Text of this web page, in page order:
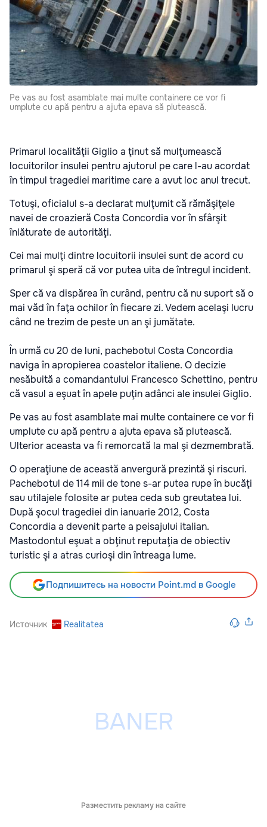
Pe vas au fost asamblate mai multe containere ce vor fi
umplute cu apă pentru a ajuta epava să plutească.
Primarul localităţii Giglio a ţinut să mulţumească
locuitorilor insulei pentru ajutorul pe care l-au acordat
în timpul tragediei maritime care a avut loc anul trecut.
Totuşi, oficialul s-a declarat mulţumit că rămăşiţele
navei de croazieră Costa Concordia vor în sfârşit
înlăturate de autorităţi.
Cei mai mulţi dintre locuitorii insulei sunt de acord cu
primarul şi speră că vor putea uita de întregul incident.
Sper că va dispărea în curând, pentru că nu suport să o
mai văd în faţa ochilor în fiecare zi. Vedem acelaşi lucru
când ne trezim de peste un an şi jumătate.
În urmă cu 20 de luni, pachebotul Costa Concordia
naviga în apropierea coastelor italiene. O decizie
nesăbuită a comandantului Francesco Schettino, pentru
că vasul a eşuat în apele puţin adânci ale insulei Giglio.
Pe vas au fost asamblate mai multe containere ce vor fi
umplute cu apă pentru a ajuta epava să plutească.
Ulterior aceasta va fi remorcată la mal şi dezmembrată.
O operaţiune de această anvergură prezintă şi riscuri.
Pachebotul de 114 mii de tone s-ar putea rupe în bucăţi
sau utilajele folosite ar putea ceda sub greutatea lui.
După şocul tragediei din ianuarie 2012, Costa
Concordia a devenit parte a peisajului italian.
Mastodontul eşuat a obţinut reputaţia de obiectiv
turistic şi a atras curioşi din întreaga lume.
Подпишитесь на новости Point.md в Google
Источник Realitatea
Разместить рекламу на сайте